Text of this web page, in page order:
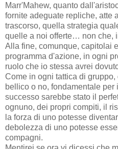
Marr'Mahew, quanto
fornite adeguate repliche, atte
trascorso, quella strategia
quelle a noi offerte… non che,
Alla fine, comunque, capitolai
programma d'azione, in ogni
ruolo che io stessa avrei
Come in ogni tattica di
bellico o no, fondamentale per
successo sarebbe stato il
ognuno, dei propri compiti, il
la forza di uno potesse
debolezza di uno potesse
compagni.